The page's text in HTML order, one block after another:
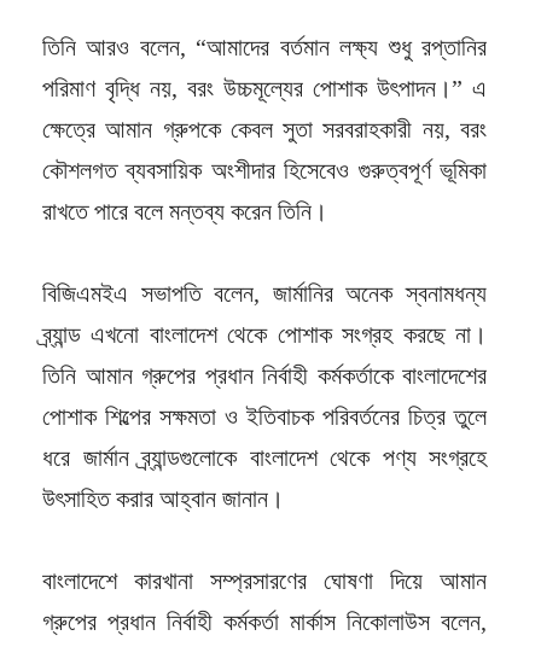
তিনি আরও বলেন, “আমাদের বর্তমান লক্ষ্য শুধু রপ্তানির
পরিমাণ বৃদ্ধি নয়, বরং উচ্চমূল্যের পোশাক উৎপাদন।” এ
ক্ষেত্রে আমান গ্রুপকে কেবল সুতা সরবরাহকারী নয়, বরং
কৌশলগত ব্যবসায়িক অংশীদার হিসেবেও গুরুত্বপূর্ণ ভূমিকা
রাখতে পারে বলে মন্তব্য করেন তিনি।
বিজিএমইএ সভাপতি বলেন, জার্মানির অনেক স্বনামধন্য
ব্র্যান্ড এখনো বাংলাদেশ থেকে পোশাক সংগ্রহ করছে না।
তিনি আমান গ্রুপের প্রধান নির্বাহী কর্মকর্তাকে বাংলাদেশের
পোশাক শিল্পের সক্ষমতা ও ইতিবাচক পরিবর্তনের চিত্র তুলে
ধরে জার্মান ব্র্যান্ডগুলোকে বাংলাদেশ থেকে পণ্য সংগ্রহে
উৎসাহিত করার আহ্বান জানান।
বাংলাদেশে কারখানা সম্প্রসারণের ঘোষণা দিয়ে আমান
গ্রুপের প্রধান নির্বাহী কর্মকর্তা মার্কাস নিকোলাউস বলেন,